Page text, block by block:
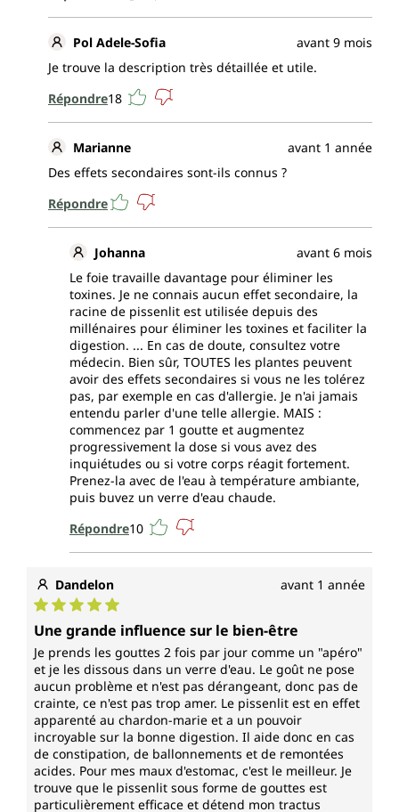
Pol Adele-Sofia
avant 9 mois
Je trouve la description très détaillée et utile.
Répondre18
Marianne
avant 1 année
Des effets secondaires sont-ils connus ?
Répondre
Johanna
avant 6 mois
Le foie travaille davantage pour éliminer les
toxines. Je ne connais aucun effet secondaire, la
racine de pissenlit est utilisée depuis des
millénaires pour éliminer les toxines et faciliter la
digestion. ... En cas de doute, consultez votre
médecin. Bien sûr, TOUTES les plantes peuvent
avoir des effets secondaires si vous ne les tolérez
pas, par exemple en cas d'allergie. Je n'ai jamais
entendu parler d'une telle allergie. MAIS :
commencez par 1 goutte et augmentez
progressivement la dose si vous avez des
inquiétudes ou si votre corps réagit fortement.
Prenez-la avec de l'eau à température ambiante,
puis buvez un verre d'eau chaude.
Répondre10
Dandelon avant 1 année
Note moyenne de 5 sur 5 étoiles
Une grande influence sur le bien-être
Je prends les gouttes 2 fois par jour comme un "apéro"
et je les dissous dans un verre d'eau. Le goût ne pose
aucun problème et n'est pas dérangeant, donc pas de
crainte, ce n'est pas trop amer. Le pissenlit est en effet
apparenté au chardon-marie et a un pouvoir
incroyable sur la bonne digestion. Il aide donc en cas
de constipation, de ballonnements et de remontées
acides. Pour mes maux d'estomac, c'est le meilleur. Je
trouve que le pissenlit sous forme de gouttes est
particulièrement efficace et détend mon tractus